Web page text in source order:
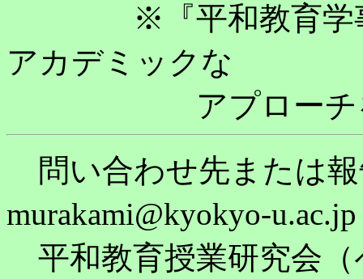
※『平和教育学事
アカデミックな
アプローチ
問い合わせ先または
murakami@kyokyo-
平和教育授業研究会